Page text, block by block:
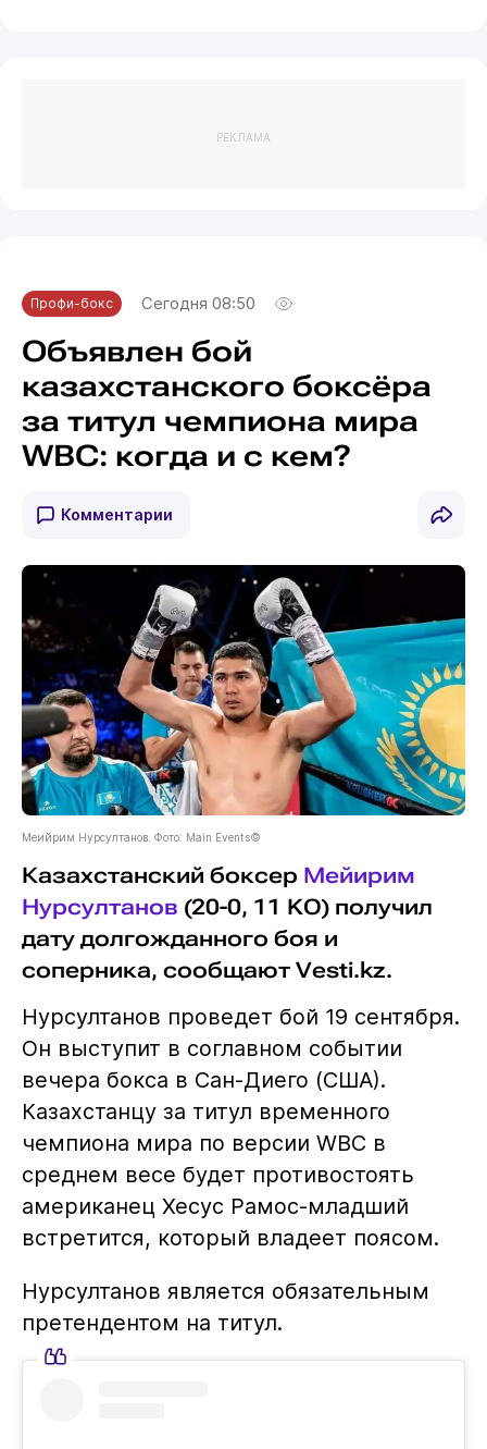
РЕКЛАМА
Профи-бокс Сегодня 08:50
Объявлен бой
казахстанского боксёра
за титул чемпиона мира
WBC: когда и с кем?
Комментарии
Меийрим Нурсултанов. Фото: Main Events©
Казахстанский боксер Мейирим
Нурсултанов (20-0, 11 KO) получил
дату долгожданного боя и
соперника, сообщают Vesti.kz.
Нурсултанов проведет бой 19 сентября.
Он выступит в соглавном событии
вечера бокса в Сан-Диего (США).
Казахстанцу за титул временного
чемпиона мира по версии WBC в
среднем весе будет противостоять
американец Хесус Рамос-младший
встретится, который владеет поясом.
Нурсултанов является обязательным
претендентом на титул.